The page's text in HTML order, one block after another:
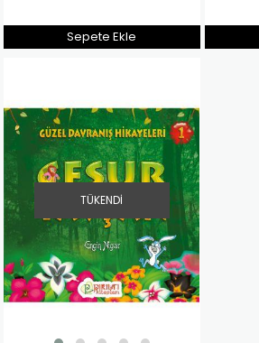
Sepete Ekle
TÜKENDI